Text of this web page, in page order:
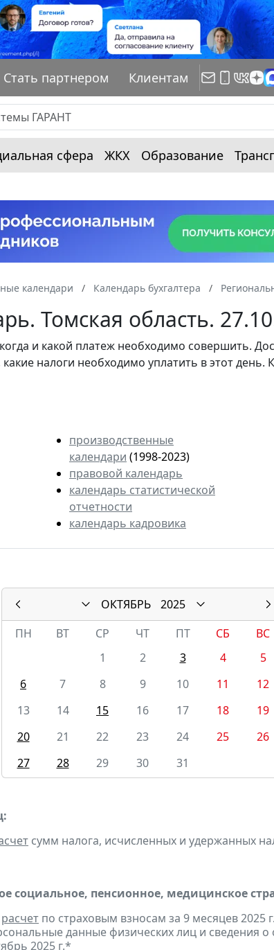
Стать партнером Клиентам
сфера ЖКХ Образование
календари Календарь бухгалтера
Томская область.
и какой платеж необходимо совершить.
налоги необходимо уплатить в этот
производственные
календари (1998-2023)
правовой календарь
календарь статистической
отчетности
календарь кадровика
ОКТЯБРЬ
2025
ПН
ВТ СР ЧТ ПТ СБ
ВС
1
2 3 4
5
6
7 8 9 10 11
12
13
14 15 16 17 18
19
20
21 22 23 24 25
26
27
28 29 30 31
сумм налога, исчисленных и удержанных
социальное, пенсионное, медицинское
расчет по страховым взносам за 9 месяцев 2025
данные физических лиц и сведения
2025 г.*